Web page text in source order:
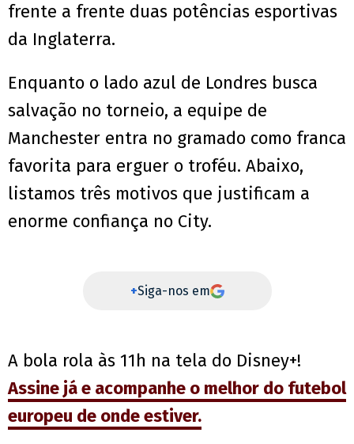
frente a frente duas potências esportivas
da Inglaterra.
Enquanto o lado azul de Londres busca
salvação no torneio, a equipe de
Manchester entra no gramado como franca
favorita para erguer o troféu. Abaixo,
listamos três motivos que justificam a
enorme confiança no City.
+Siga-nos em
A bola rola às 11h na tela do Disney+!
Assine já e acompanhe o melhor do futebol
europeu de onde estiver.